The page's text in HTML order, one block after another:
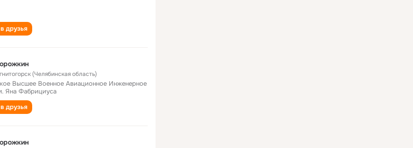
друзья
(Челябинская область)
Высшее Военное Авиационное Инженерное
Яна Фабрициуса
друзья